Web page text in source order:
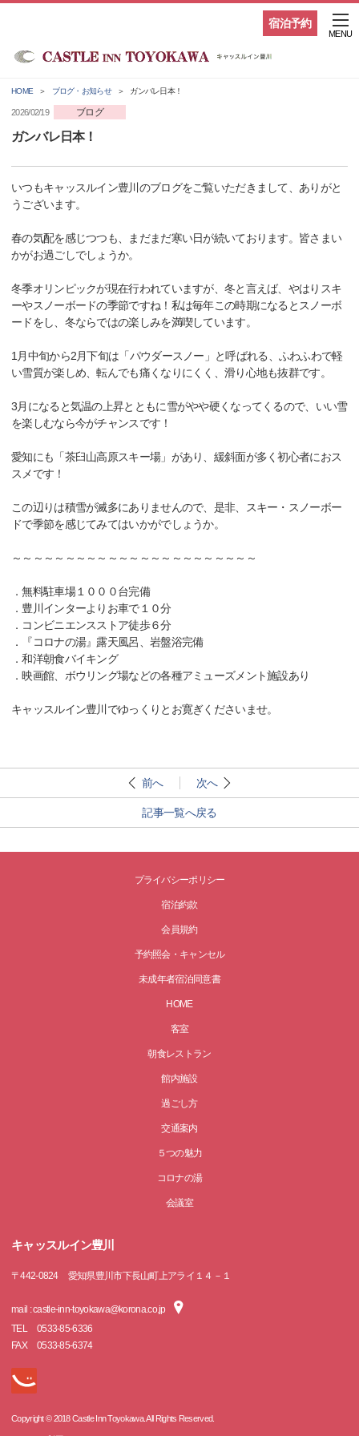
宿泊予約
MENU
HOME ブログ・お知らせ ガンバレ日本！
2026/02/19 ブログ
ガンバレ日本！
いつもキャッスルイン豊川のブログをご覧いただきまして、ありがと
うございます。
春の気配を感じつつも、まだまだ寒い日が続いております。皆さまい
かがお過ごしでしょうか。
冬季オリンピックが現在行われていますが、冬と言えば、やはりスキ
ーやスノーボードの季節ですね！私は毎年この時期になるとスノーボ
ードをし、冬ならではの楽しみを満喫しています。
1月中旬から2月下旬は「パウダースノー」と呼ばれる、ふわふわで軽
い雪質が楽しめ、転んでも痛くなりにくく、滑り心地も抜群です。
3月になると気温の上昇とともに雪がやや硬くなってくるので、いい雪
を楽しむなら今がチャンスです！
愛知にも「茶臼山高原スキー場」があり、緩斜面が多く初心者におス
スメです！
この辺りは積雪が滅多にありませんので、是非、スキー・スノーボー
ドで季節を感じてみてはいかがでしょうか。
～～～～～～～～～～～～～～～～～～～～～～～
．無料駐車場１０００台完備
．豊川インターよりお車で１０分
．コンビニエンスストア徒歩６分
．『コロナの湯』露天風呂、岩盤浴完備
．和洋朝食バイキング
．映画館、ボウリング場などの各種アミューズメント施設あり
キャッスルイン豊川でゆっくりとお寛ぎくださいませ。
前へ 次へ
記事一覧へ戻る
プライバシーポリシー
宿泊約款
会員規約
予約照会・キャンセル
未成年者宿泊同意書
HOME
客室
朝食レストラン
館内施設
過ごし方
交通案内
５つの魅力
コロナの湯
会議室
キャッスルイン豊川
〒442-0824 愛知県豊川市下長山町上アライ１４－１
mail : castle-inn-toyokawa@korona.co.jp
TEL
0533-85-6336
FAX
0533-85-6374
Copyright © 2018 Castle Inn Toyokawa. All Rights Reserved.